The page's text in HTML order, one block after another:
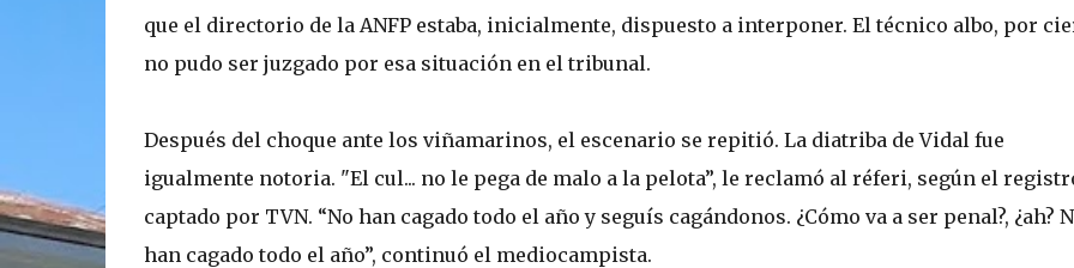
que el directorio de la ANFP estaba, inicialmente, dispuesto a interponer. El técnico albo, por
no pudo ser juzgado por esa situación en el tribunal.
Después del choque ante los viñamarinos, el escenario se repitió. La diatriba de Vidal fue
igualmente notoria. "El cul... no le pega de malo a la pelota”, le reclamó al réferi, según el
captado por TVN. “No han cagado todo el año y seguís cagándonos. ¿Cómo va a ser penal?, ¿ah?
han cagado todo el año”, continuó el mediocampista.